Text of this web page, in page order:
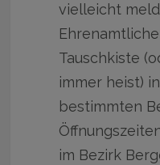
vielleicht
Tauschkiste
immer heist)
bestimmten
im Bezirk